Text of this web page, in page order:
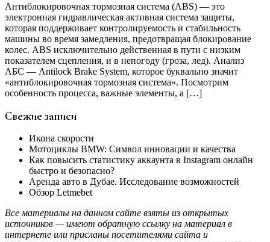
Антиблокировочная тормозная система (ABS) — это
электронная гидравлическая активная система защиты,
которая поддерживает контролируемость и стабильность
машины во время замедления, предотвращая блокирование
колес. ABS исключительно действенная в пути с низким
показателем сцепления, и в непогоду (гроза, лед). Анализ
АБС — Antilock Brake System, которое буквально значит
«антиблокировочная тормозная система». Посмотрим
особенность процесса, важные элементы, а […]
Свежие записи
Икона скорости
Мотоциклы BMW: Символ инновации и качества
Как повысить статистику аккаунта в Instagram онлайн
быстро и безопасно?
Аренда авто в Дубае. Исследование возможностей
Обзор Letmebet
Все материалы на данном сайте взяты из открытых
источников — имеют обратную ссылку на материал в
интернете или присланы посетителями сайта и